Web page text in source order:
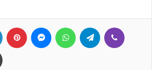
LinkedIn Pinterest MessengerWhatsAppTelegram
Drucken